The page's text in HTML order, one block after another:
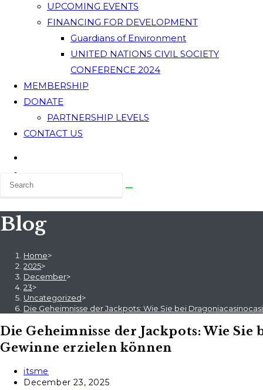
UPCOMING EVENTS
FINANCING FOR DEVELOPMENT
Guardians of Environment
UNITED NATIONS CIVIL SOCIETY
CONFERENCE 2024
MEMBERSHIP
DONATE
PARTNERSHIP LEVELS
CONTACT US
Blog
Home>
2025>
December>
23>
Uncategorized>
Die Geheimnisse der Jackpots: Wie Sie bei
Die Geheimnisse der Jackpots: Wie
Gewinne erzielen können
Post
author:
itsme
Post
December 23, 2025